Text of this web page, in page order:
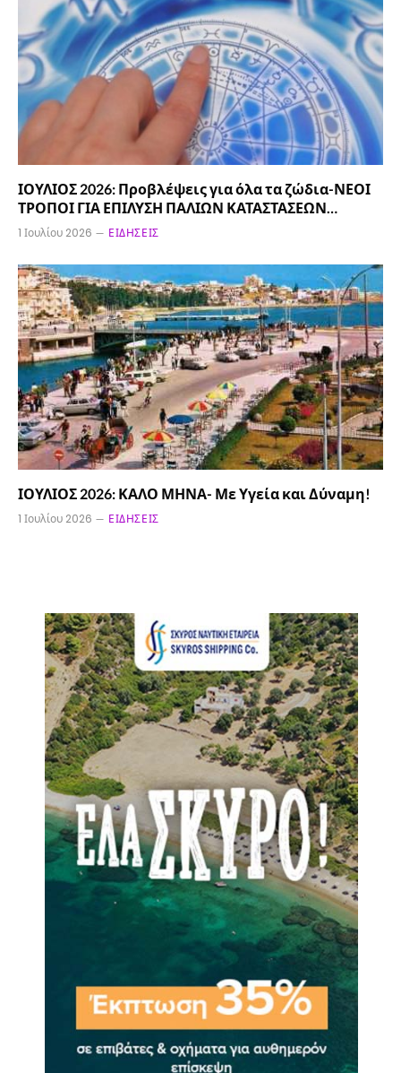
ΙΟΥΛΙΟΣ 2026: Προβλέψεις για όλα τα ζώδια-ΝΕΟΙ
ΤΡΟΠΟΙ ΓΙΑ ΕΠΙΛΥΣΗ ΠΑΛΙΩΝ ΚΑΤΑΣΤΑΣΕΩΝ…
1 Ιουλίου 2026 ΕΙΔΉΣΕΙΣ
ΙΟΥΛΙΟΣ 2026: ΚΑΛΟ ΜΗΝΑ- Με Υγεία και Δύναμη!
1 Ιουλίου 2026 ΕΙΔΉΣΕΙΣ